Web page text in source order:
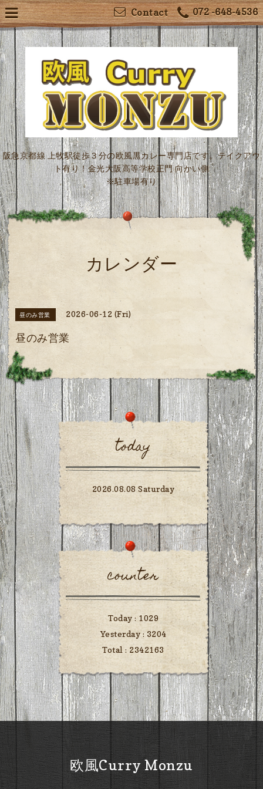
072 -648-4536
Contact
阪急京都線 上牧駅徒歩３分の欧風黒カレー専門店です。テイクアウ
ト有り！金光大阪高等学校正門 向かい側
※駐車場有り
カレンダー
昼のみ営業 2026-06-12 (Fri)
昼のみ営業
today
2026.08.08 Saturday
counter
Today : 1029
Yesterday : 3204
Total : 2342163
欧風Curry Monzu